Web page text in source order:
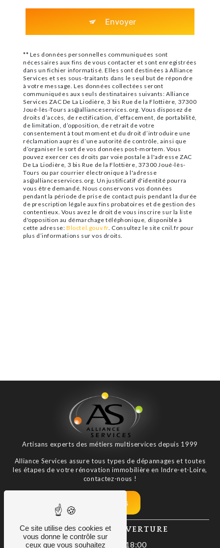
Envoyer
** Les données personnelles communiquées sont
nécessaires aux fins de vous contacter et sont enregistrées
dans un fichier informatisé. Elles sont destinées à Alliance
Services et ses sous-traitants dans le seul but de répondre
à votre message. Les données collectées seront
communiquées aux seuls destinataires suivants: Alliance
Services ZAC De La Liodière, 3 bis Rue de la Flottière, 37300
Joué-lès-Tours as@allianceservices.org. Vous disposez de
droits d’accès, de rectification, d’effacement, de portabilité,
de limitation, d’opposition, de retrait de votre
consentement à tout moment et du droit d’introduire une
réclamation auprès d’une autorité de contrôle, ainsi que
d’organiser le sort de vos données post-mortem. Vous
pouvez exercer ces droits par voie postale à l'adresse ZAC
De La Liodière, 3 bis Rue de la Flottière, 37300 Joué-lès-
Tours ou par courrier électronique à l'adresse
as@allianceservices.org. Un justificatif d'identité pourra
vous être demandé. Nous conservons vos données
pendant la période de prise de contact puis pendant la durée
de prescription légale aux fins probatoires et de gestion des
contentieux. Vous avez le droit de vous inscrire sur la liste
d'opposition au démarchage téléphonique, disponible à
cette adresse: Bloctel.gouv.fr . Consultez le site cnil.fr pour
plus d’informations sur vos droits.
Artisans experts des métiers multiservices depuis 1999
Alliance Services assure tous types de dépannages et toutes
les étapes de votre rénovation immobilière en Indre-et-Loire,
contactez-nous !
Nos tarifs
HORAIRES D'OUVERTURE
Lundi : 08:00–18:00
Ce site utilise des cookies et
vous donne le contrôle sur
ceux que vous souhaitez